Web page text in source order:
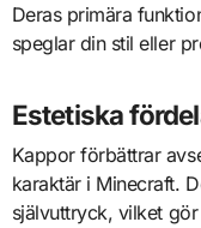
Deras primära
speglar din stil eller
Estetiska
Kappor förbättrar
karaktär i Minecraft.
självuttryck, vilket